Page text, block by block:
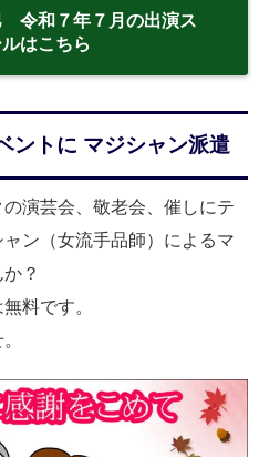
令和７年７月の出演ス
はこちら
ントに マジシャン派遣
演芸会、敬老会、催しにテ
ン（女流手品師）によるマ
？
料です。